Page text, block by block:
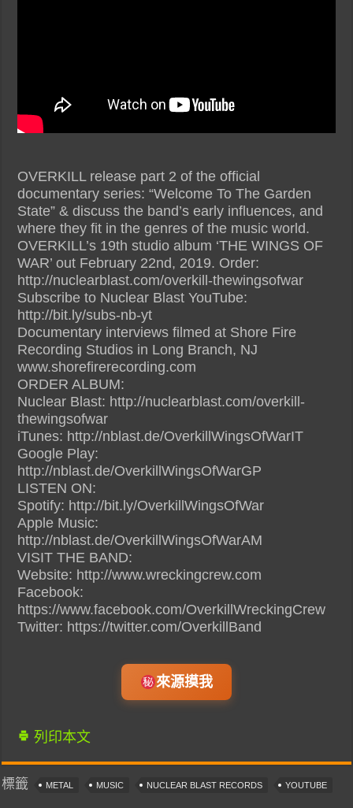
OVERKILL release part 2 of the official
documentary series: “Welcome To The Garden
State” & discuss the band’s early influences, and
where they fit in the genres of the music world.
OVERKILL’s 19th studio album ‘THE WINGS OF
WAR’ out February 22nd, 2019. Order:
http://nuclearblast.com/overkill-thewingsofwar
Subscribe to Nuclear Blast YouTube:
http://bit.ly/subs-nb-yt
Documentary interviews filmed at Shore Fire
Recording Studios in Long Branch, NJ
www.shorefirerecording.com
ORDER ALBUM:
Nuclear Blast: http://nuclearblast.com/overkill-
thewingsofwar
iTunes: http://nblast.de/OverkillWingsOfWarIT
Google Play:
http://nblast.de/OverkillWingsOfWarGP
LISTEN ON:
Spotify: http://bit.ly/OverkillWingsOfWar
Apple Music:
http://nblast.de/OverkillWingsOfWarAM
VISIT THE BAND:
Website: http://www.wreckingcrew.com
Facebook:
https://www.facebook.com/OverkillWreckingCrew
Twitter: https://twitter.com/OverkillBand
來源摸我
列印本文
標籤 METAL MUSIC NUCLEAR BLAST RECORDS YOUTUBE